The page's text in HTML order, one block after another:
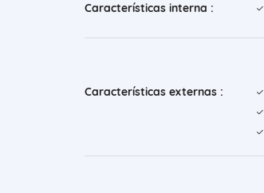
Características interna :
Características externas :